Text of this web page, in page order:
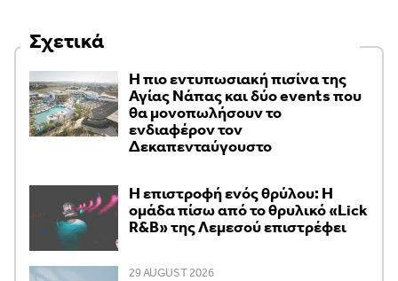
Σχετικά
Η πιο εντυπωσιακή πισίνα της
Αγίας Νάπας και δύο events που
θα μονοπωλήσουν το
ενδιαφέρον τον
Δεκαπενταύγουστο
Η επιστροφή ενός θρύλου: Η
ομάδα πίσω από το θρυλικό «Lick
R&B» της Λεμεσού επιστρέφει
29 AUGUST 2026